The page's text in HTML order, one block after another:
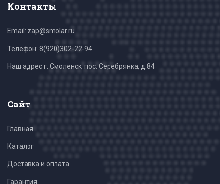
Контакты
Email: zap@smolar.ru
Телефон: 8(920)302-22-94
Наш адрес г. Смоленск, пос. Серебрянка, д.84
Сайт
Главная
Каталог
Доставка и оплата
Гарантия